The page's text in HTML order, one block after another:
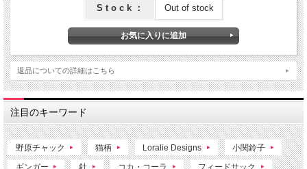
S t o c k ： Out of stock
返品についての詳細はこちら
注目のキーワード
野原チャック 猫柄 Loralie Designs 小関鈴子
ギンガー 針 コカ・コーラ フィードサック